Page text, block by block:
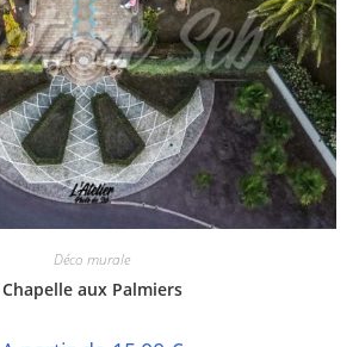
Déco murale
Chapelle aux Palmiers